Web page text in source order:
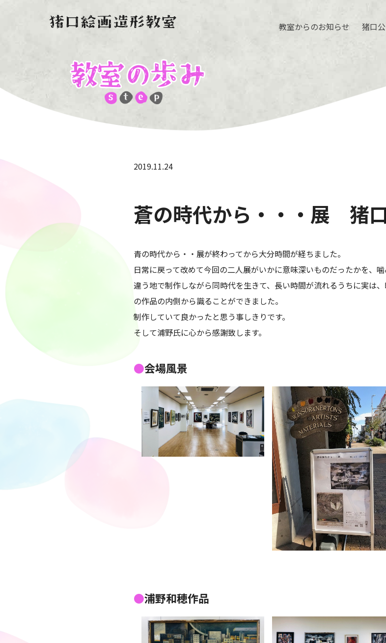
教室からのお知らせ 猪口
2019.11.24
蒼の時代から・・・展 猪
青の時代から・・展が終わってから大分時間が経ちました。
日常に戻って改めて今回の二人展がいかに意味深いものだったかを、噛
違う地で制作しながら同時代を生きて、長い時間が流れるうちに実は
の作品の内側から識ることができました。
制作していて良かったと思う事しきりです。
そして浦野氏に心から感謝致します。
会場風景
浦野和穂作品